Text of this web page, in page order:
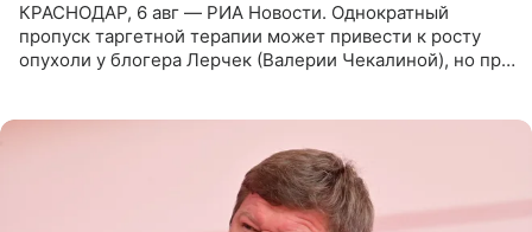
КРАСНОДАР, 6 авг — РИА Новости. Однократный
пропуск таргетной терапии может привести к росту
опухоли у блогера Лерчек (Валерии Чекалиной), но при